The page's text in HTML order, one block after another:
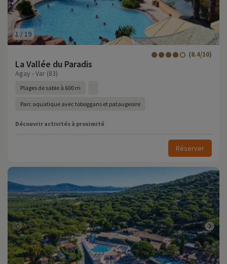
1 /19
La Vallée du Paradis
(8.4/10)
Agay - Var (83)
Plages de sable à 600 m
Parc aquatique avec toboggans et pataugeoire
Découvrir activités à proximité
Réserver